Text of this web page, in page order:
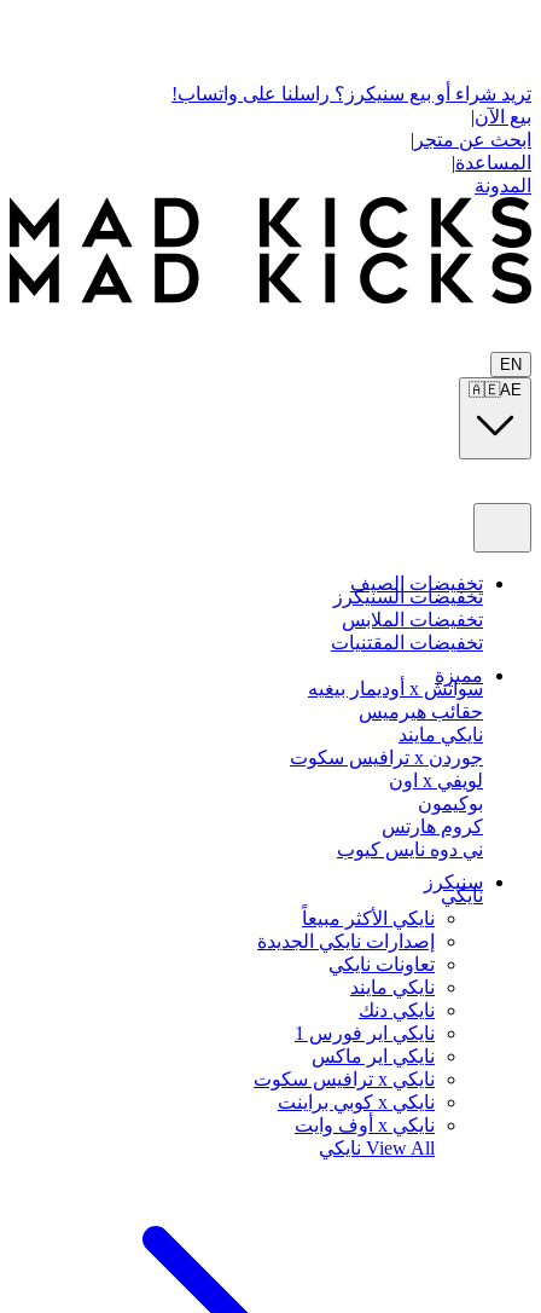
تريد شراء أو بيع سنيكرز؟ راسلنا على واتساب!
بيع الآن|
ابحث عن متجر |
المساعدة|
المدونة
EN
🇦🇪AE
تخفيضات الصيف
تخفيضات السنيكرز
تخفيضات الملابس
تخفيضات المقتنيات
مميزة
سواتش x أوديمار بيغيه
حقائب هيرميس
نايكي مايند
جوردن x ترافيس سكوت
لويفي x اون
بوكيمون
كروم هارتس
ني دوه نايس كيوب
سنيكرز
نايكي
نايكي الأكثر مبيعاً
إصدارات نايكي الجديدة
تعاونات نايكي
نايكي مايند
نايكي دنك
نايكي اير فورس 1
نايكي اير ماكس
نايكي x ترافيس سكوت
نايكي x كوبي براينت
نايكي x أوف وايت
View All نايكي